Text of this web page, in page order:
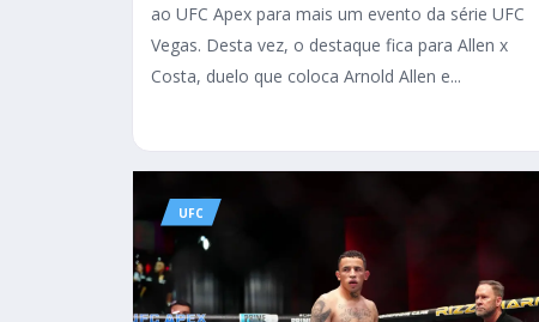
ao UFC Apex para mais um evento da série UFC
Vegas. Desta vez, o destaque fica para Allen x
Costa, duelo que coloca Arnold Allen e...
UFC